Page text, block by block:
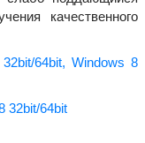
качественного
64bit, Windows 8
32bit/64bit